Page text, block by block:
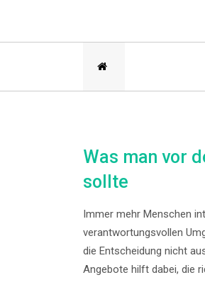
Was man vor
sollte
Immer mehr Menschen
verantwortungsvollen
die Entscheidung nicht
Angebote hilft dabei, die